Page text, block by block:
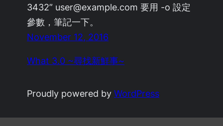
3432” user@example.com 要用 -o 設定
參數，筆記一下。
November 12, 2016
What 3.0 ~尋找新鮮事~
Proudly powered byWordPress